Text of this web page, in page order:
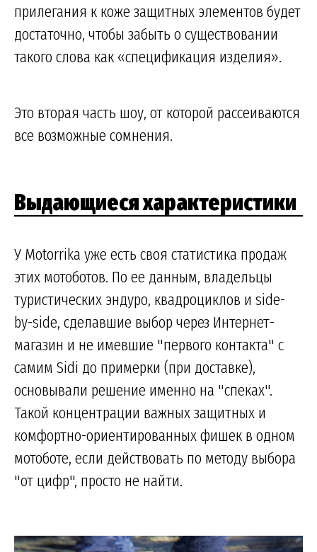
прилегания к коже защитных элементов будет
достаточно, чтобы забыть о существовании
такого слова как «спецификация изделия».
Это вторая часть шоу, от которой рассеиваются
все возможные сомнения.
Выдающиеся характеристики
У Motorrika уже есть своя статистика продаж
этих мотоботов. По ее данным, владельцы
туристических эндуро, квадроциклов и side-
by-side, сделавшие выбор через Интернет-
магазин и не имевшие "первого контакта" с
самим Sidi до примерки (при доставке),
основывали решение именно на "спеках".
Такой концентрации важных защитных и
комфортно-ориентированных фишек в одном
мотоботе, если действовать по методу выбора
"от цифр", просто не найти.